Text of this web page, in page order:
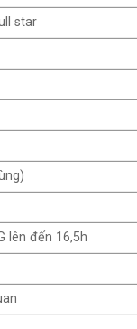
star
lên đến 16,5h